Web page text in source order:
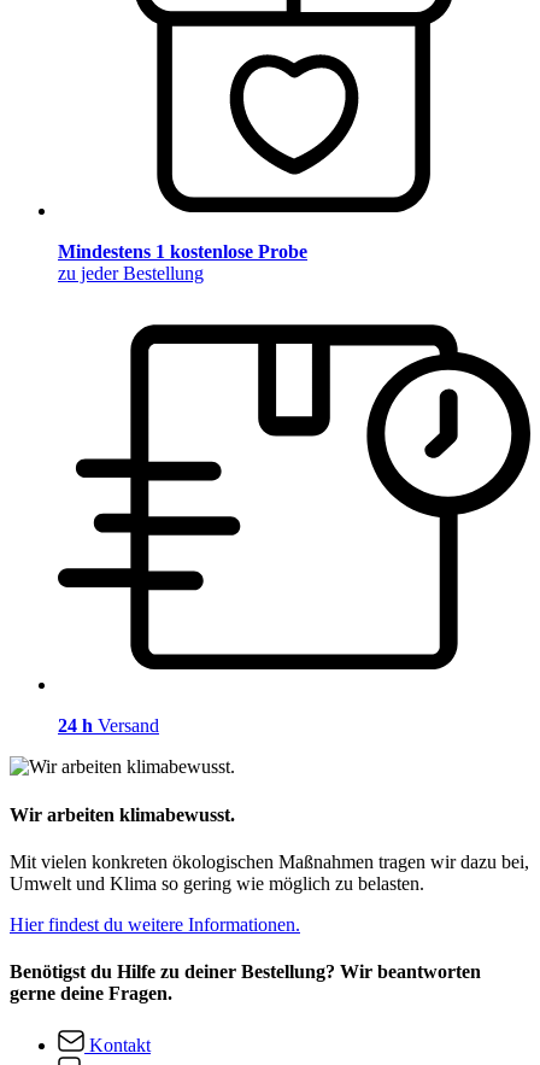
Mindestens 1 kostenlose Probe
zu jeder Bestellung
24 h Versand
Wir arbeiten klimabewusst.
Mit vielen konkreten ökologischen Maßnahmen tragen wir dazu bei,
Umwelt und Klima so gering wie möglich zu belasten.
Hier findest du weitere Informationen.
Benötigst du Hilfe zu deiner Bestellung? Wir beantworten
gerne deine Fragen.
Kontakt